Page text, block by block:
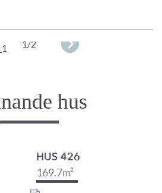
1/2
hus
HUS 426
169.7m²